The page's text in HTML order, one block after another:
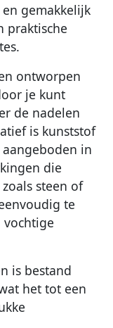
gemakkelijk
praktische
ontworpen
je kunt
de nadelen
is kunststof
in
die
steen of
te
vochtige
is bestand
het tot een